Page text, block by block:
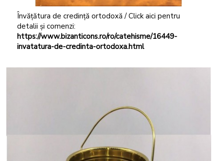
Învățătura de credință ortodoxă / Click aici pentru
detalii și comenzi:
https://www.bizanticons.ro/ro/catehisme/16449-
invatatura-de-credinta-ortodoxa.html